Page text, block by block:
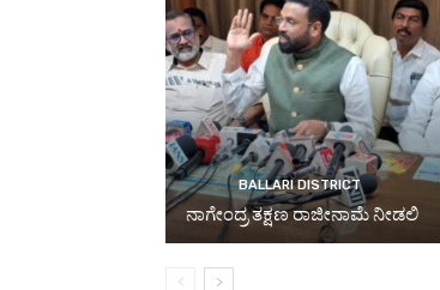
BALLARI DISTRICT
ನಾಗೇಂದ್ರ ತಕ್ಷಣ ರಾಜೀನಾಮೆ ನೀಡಲಿ